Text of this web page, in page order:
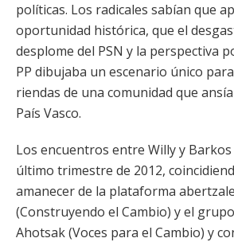
políticas. Los radicales sabían que
oportunidad histórica, que el
desplome del PSN y la perspectiva
PP dibujaba un escenario único
riendas de una comunidad que
País Vasco.
Los encuentros entre Willy y
último trimestre de 2012,
amanecer de la plataforma
(Construyendo el Cambio) y el
Ahotsak (Voces para el Cambio) y